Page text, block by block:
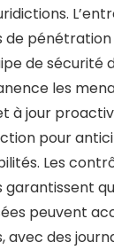
pénétration
de sécurité
les
à jour
pour
Les
garantissent
peuvent
avec des